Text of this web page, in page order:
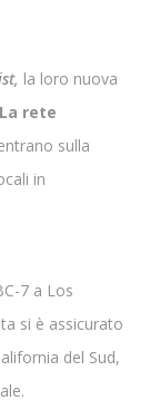
la loro nuova
La rete
sulla
in
7 a Los
si è assicurato
del Sud,